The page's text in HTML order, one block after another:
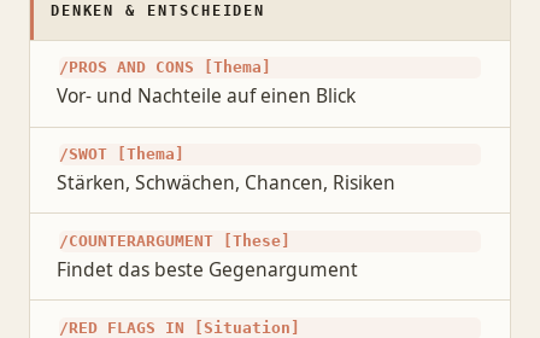
DENKEN & ENTSCHEIDEN
/PROS AND CONS [Thema]
Vor- und Nachteile auf einen Blick
/SWOT [Thema]
Stärken, Schwächen, Chancen, Risiken
/COUNTERARGUMENT [These]
Findet das beste Gegenargument
/RED FLAGS IN [Situation]